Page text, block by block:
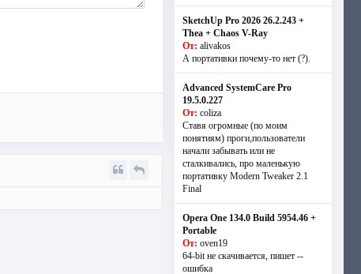
SketchUp Pro 2026 26.2.243 +
Thea + Chaos V-Ray
От: alivakos
А портативки почему-то нет (?).
Advanced SystemCare Pro
19.5.0.227
От: coliza
Ставя огромные (по моим
понятиям) проги,пользователи
начали забывать или не
сталкивались, про маленькую
портативку Modern Tweaker 2.1
Final
Opera One 134.0 Build 5954.46 +
Portable
От: oven19
64-bit не скачивается, пишет --
ошибка